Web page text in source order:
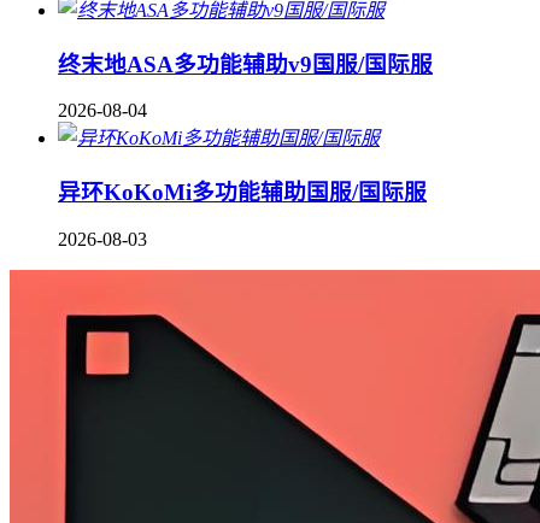
终末地ASA多功能辅助v9国服/国际服
2026-08-04
异环KoKoMi多功能辅助国服/国际服
2026-08-03